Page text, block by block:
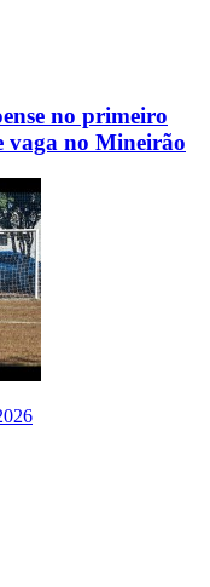
no primeiro
vaga no Mineirão